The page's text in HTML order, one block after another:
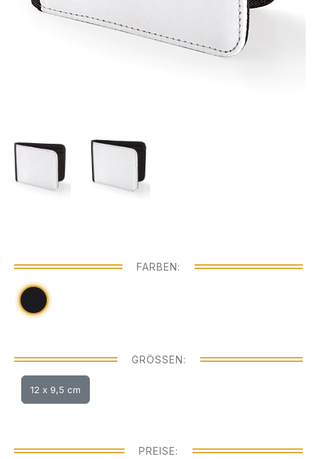
FARBEN:
GRÖSSEN:
12 x 9,5 cm
PREISE: